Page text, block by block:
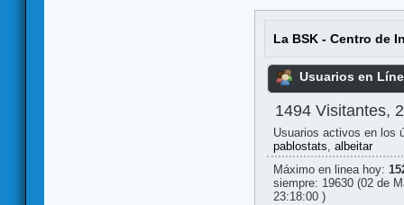
La BSK - Centro de
Usuarios en
1494 Visitantes,
Usuarios activos en los
pablostats, albeitar
Máximo en linea hoy:
siempre: 19630 (02 de
23:18:00 )